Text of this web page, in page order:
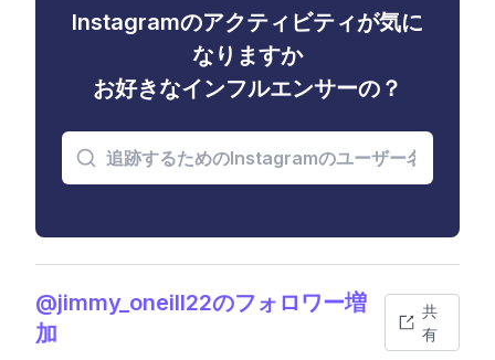
Instagramのアクティビティが気に
なりますか
お好きなインフルエンサーの？
@jimmy_oneill22のフォロワー増
加
共
有